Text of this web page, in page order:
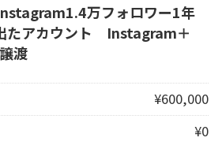
万フォロワー1年
たアカウント Instagram＋
渡
¥600,000
¥0